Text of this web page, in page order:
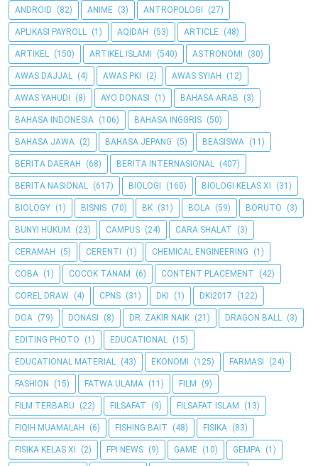
ANDROID (82) ANIME (3) ANTROPOLOGI (27)
APLIKASI PAYROLL (1) AQIDAH (53) ARTICLE (48)
ARTIKEL (150) ARTIKEL ISLAMI (540) ASTRONOMI (30)
AWAS DAJJAL (4) AWAS PKI (2) AWAS SYIAH (12)
AWAS YAHUDI (8) AYO DONASI (1) BAHASA ARAB (3)
BAHASA INDONESIA (106) BAHASA INGGRIS (50)
BAHASA JAWA (2) BAHASA JEPANG (5) BEASISWA (11)
BERITA DAERAH (68) BERITA INTERNASIONAL (407)
BERITA NASIONAL (617) BIOLOGI (160) BIOLOGI KELAS XI (31)
BIOLOGY (1) BISNIS (70) BK (31) BOLA (59) BORUTO (3)
BUNYI HUKUM (23) CAMPUS (24) CARA SHALAT (3)
CERAMAH (5) CERENTI (1) CHEMICAL ENGINEERING (1)
COBA (1) COCOK TANAM (6) CONTENT PLACEMENT (42)
COREL DRAW (4) CPNS (31) DKI (1) DKI2017 (122)
DOA (79) DONASI (8) DR. ZAKIR NAIK (21) DRAGON BALL (3)
EDITING PHOTO (1) EDUCATIONAL (15)
EDUCATIONAL MATERIAL (43) EKONOMI (125) FARMASI (24)
FASHION (15) FATWA ULAMA (11) FILM (9)
FILM TERBARU (22) FILSAFAT (9) FILSAFAT ISLAM (13)
FIQIH MUAMALAH (6) FISHING BAIT (48) FISIKA (83)
FISIKA KELAS XI (2) FPI NEWS (9) GAME (10) GEMPA (1)